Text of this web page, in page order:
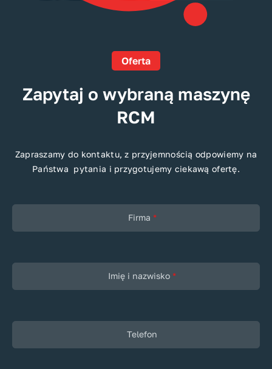
Oferta
Zapytaj o wybraną maszynę
RCM
Zapraszamy do kontaktu, z przyjemnością odpowiemy na
Państwa pytania i przygotujemy ciekawą ofertę.
Firma *
Imię i nazwisko *
Telefon